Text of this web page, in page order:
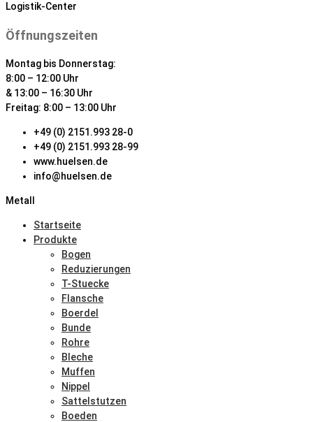
Logistik-Center
Öffnungszeiten
Montag bis Donnerstag:
8:00 – 12:00 Uhr
& 13:00 – 16:30 Uhr
Freitag: 8:00 – 13:00 Uhr
+49 (0) 2151.993 28-0
+49 (0) 2151.993 28-99
www.huelsen.de
info@huelsen.de
Metall
Startseite
Produkte
Bogen
Reduzierungen
T-Stuecke
Flansche
Boerdel
Bunde
Rohre
Bleche
Muffen
Nippel
Sattelstutzen
Boeden